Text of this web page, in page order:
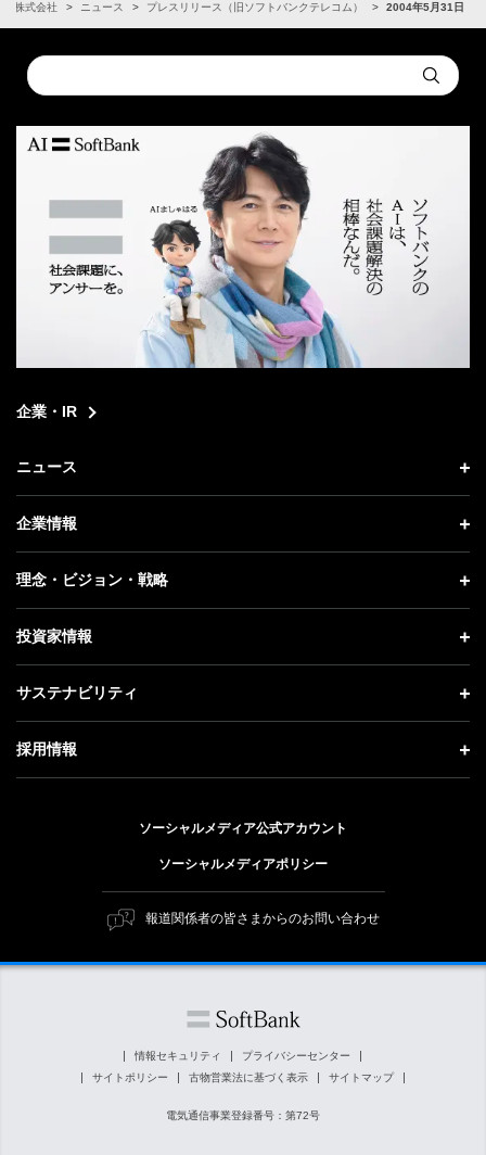
ク株式会社 ニュース プレスリリース（旧ソフトバンクテレコム） 2004年5月31日
Conduct
a
Submit
企業・IR
ニュース
ニュース トップ
プレスリリース
更新情報
記者説明会
企業情報
企業情報 トップ
社長メッセージ
事業紹介
ガバナンス
理念・ビジョン・戦略
理念・ビジョン・戦略 トップ
成長戦略「Activate AI for Society」
人材戦略
投資家情報
投資家情報 トップ
経営方針
個人投資家の皆さまへ
株式と社債について
サステナビリティ
サステナビリティ トップ
トップメッセージ
ESG方針・体制
マテリアリティ（重要課題）
ESGの主な取り組み
外部評価・イニシアチブ
採用情報
障がい者採用
ソフトバンク クルー採用
ソーシャルメディア公式アカウント
ソーシャルメディアポリシー
報道関係者の皆さまからのお問い合わせ
情報セキュリティ
プライバシーセンター
サイトポリシー
古物営業法に基づく表示 サイトマップ
電気通信事業登録番号：第72号